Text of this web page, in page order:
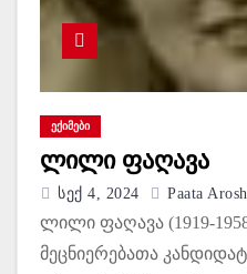
ᲔᲥᲘᲛᲔᲑᲘ
ლილი ფაღავა
Სექ 4, 2024 Paata
ლილი ფაღავა (1919-
მეცნიერებათა